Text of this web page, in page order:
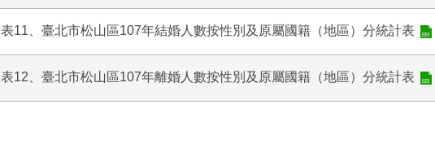
表11、臺北市松山區107年結婚人數按性別及原屬國籍（地區）分統計表
表12、臺北市松山區107年離婚人數按性別及原屬國籍（地區）分統計表